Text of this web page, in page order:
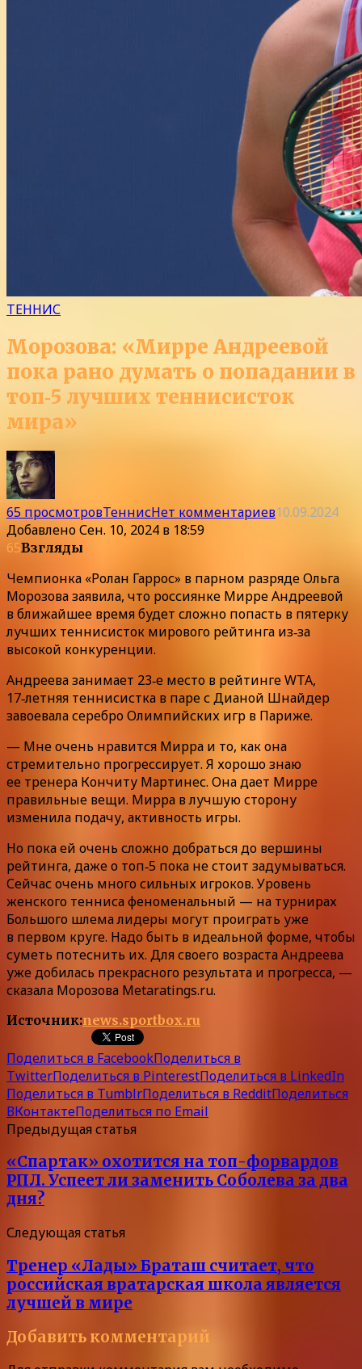
ТЕННИС
Морозова: «Мирре Андреевой
пока рано думать о попадании в
топ‑5 лучших теннисисток
мира»
65 просмотровТеннисНет комментариев10.09.2024
ДобавленоСен. 10, 2024 в 18:59
65Взгляды
Чемпионка «Ролан Гаррос» в парном разряде Ольга
Морозова заявила, что россиянке Мирре Андреевой
в ближайшее время будет сложно попасть в пятерку
лучших теннисисток мирового рейтинга из‑за
высокой конкуренции.
Андреева занимает 23‑е место в рейтинге WTA,
17‑летняя теннисистка в паре с Дианой Шнайдер
завоевала серебро Олимпийских игр в Париже.
— Мне очень нравится Мирра и то, как она
стремительно прогрессирует. Я хорошо знаю
ее тренера Кончиту Мартинес. Она дает Мирре
правильные вещи. Мирра в лучшую сторону
изменила подачу, активность игры.
Но пока ей очень сложно добраться до вершины
рейтинга, даже о топ‑5 пока не стоит задумываться.
Сейчас очень много сильных игроков. Уровень
женского тенниса феноменальный — на турнирах
Большого шлема лидеры могут проиграть уже
в первом круге. Надо быть в идеальной форме, чтобы
суметь потеснить их. Для своего возраста Андреева
уже добилась прекрасного результата и прогресса, —
сказала Морозова Metaratings.ru.
Источник:news.sportbox.ru
Поделиться в FacebookПоделиться в
TwitterПоделиться в PinterestПоделиться в LinkedIn
Поделиться в TumblrПоделиться в RedditПоделиться
ВКонтактеПоделиться по Email
Предыдущая статья
«Спартак» охотится на топ-форвардов
РПЛ. Успеет ли заменить Соболева за два
дня?
Следующая статья
Тренер «Лады» Браташ считает, что
российская вратарская школа является
лучшей в мире
Добавить комментарий